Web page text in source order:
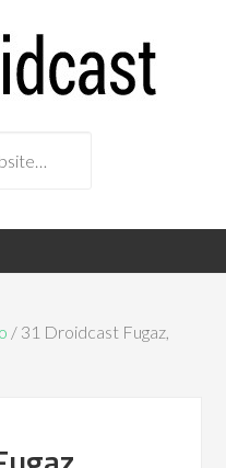
/ 31 Droidcast Fugaz,